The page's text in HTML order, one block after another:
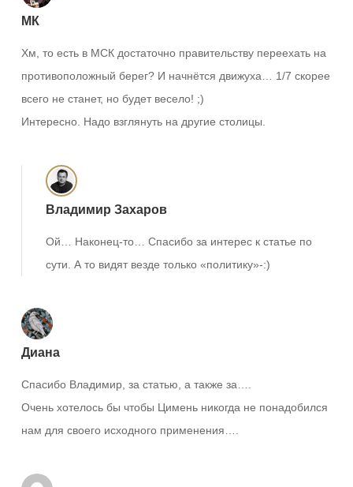
МК
Хм, то есть в МСК достаточно правительству переехать на
противоположный берег? И начнётся движуха… 1/7 скорее
всего не станет, но будет весело! ;)
Интересно. Надо взглянуть на другие столицы.
Владимир Захаров
Ой… Наконец-то… Спасибо за интерес к статье по
сути. А то видят везде только «политику»-:)
Диана
Спасибо Владимир, за статью, а также за….
Очень хотелось бы чтобы Цимень никогда не понадобился
нам для своего исходного применения….